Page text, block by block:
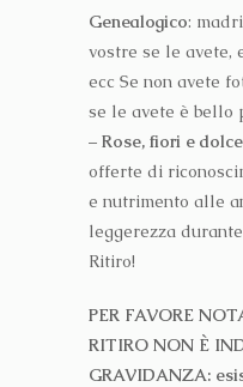
Genealogico:
vostre se le avete,
ecc Se non avete
se le avete è bello
– Rose, fiori e
offerte di
e nutrimento alle
leggerezza
Ritiro!
PER FAVORE
RITIRO NON È
GRAVIDANZA: